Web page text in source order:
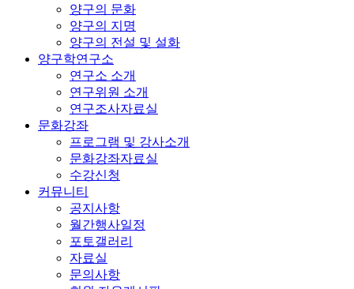
양구의 문화
양구의 지명
양구의 전설 및 설화
양구학연구소
연구소 소개
연구위원 소개
연구조사자료실
문화강좌
프로그램 및 강사소개
문화강좌자료실
수강신청
커뮤니티
공지사항
월간행사일정
포토갤러리
자료실
문의사항